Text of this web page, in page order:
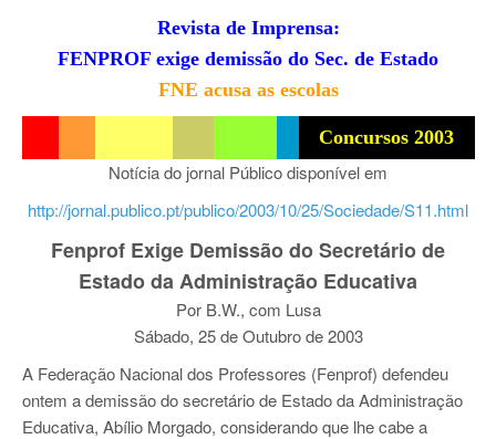
Revista de Imprensa:
FENPROF exige demissão do Sec. de Estado
FNE acusa as escolas
Concursos 2003
Notícia do jornal Público disponível em
http://jornal.publico.pt/publico/2003/10/25/Sociedade/S11.html
Fenprof Exige Demissão do Secretário de
Estado da Administração Educativa
Por B.W., com Lusa
Sábado, 25 de Outubro de 2003
A Federação Nacional dos Professores (Fenprof) defendeu
ontem a demissão do secretário de Estado da Administração
Educativa, Abílio Morgado, considerando que lhe cabe a